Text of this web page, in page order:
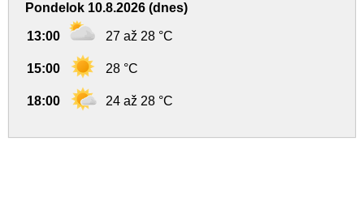
Pondelok 10.8.2026 (dnes)
13:00 27 až 28 °C
15:00 28 °C
18:00 24 až 28 °C